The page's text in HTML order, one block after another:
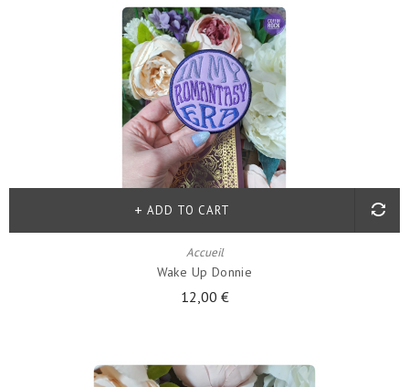
Accueil
Wake Up Donnie
12,00 €
ADD TO CART